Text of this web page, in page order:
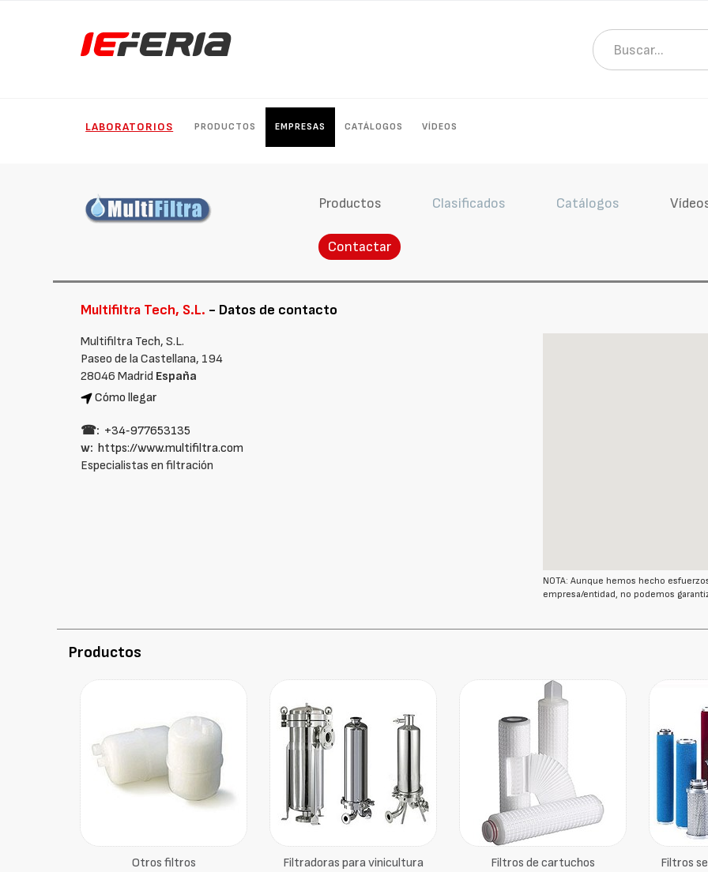
LABORATORIOS PRODUCTOS EMPRESAS CATÁLOGOS VÍDEOS
Productos Clasificados Catálogos
Contactar
Multifiltra Tech, S.L. - Datos de contacto
Multifiltra Tech, S.L.
Paseo de la Castellana, 194
28046 Madrid España
Cómo llegar
☎: +34‑977653135
w:https://www.multifiltra.com
Especialistas en filtración
NOTA: Aunque hemos hecho
empresa/entidad, no podemos
Productos
Otros filtros
Filtradoras para vinicultura
Filtros de cartuchos
Filtros